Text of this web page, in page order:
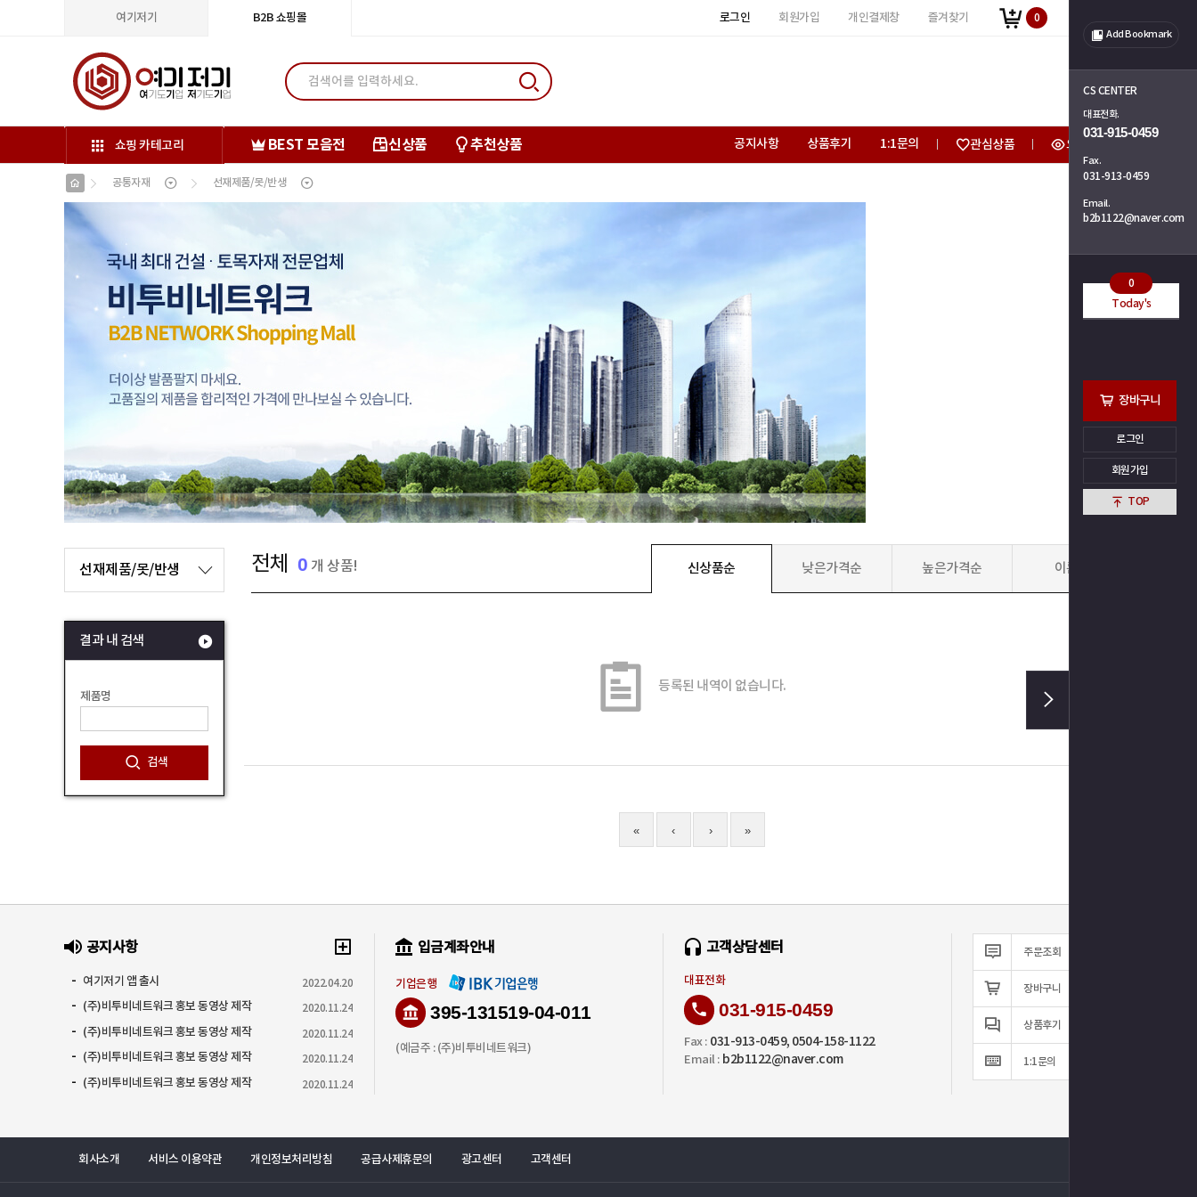
여기저기 B2B 쇼핑몰 로그인 회원가입 개인결제창 즐겨찾기 0
쇼핑 카테고리 BEST 모음전 신상품 추천상품 공지사항 상품후기 1:1문의 관심상품 오늘 본 상품
Add Bookmark
CS CENTER
대표전화.
031-915-0459
Fax.
031-913-0459
Email.
b2b1122@naver.com
Today's
0
장바구니
로그인
회원가입
TOP
공통자재 선재제품/못/반생
선재제품/못/반생
결과 내 검색
제품명
검색
전체 0 개 상품! 신상품순 낮은가격순 높은가격순 이름순
등록된 내역이 없습니다.
« ‹ › »
공지사항
여기저기 앱 출시 2022.04.20
(주)비투비네트워크 홍보 동영상 제작 2020.11.24
(주)비투비네트워크 홍보 동영상 제작 2020.11.24
(주)비투비네트워크 홍보 동영상 제작 2020.11.24
(주)비투비네트워크 홍보 동영상 제작 2020.11.24
입금계좌안내
기업은행
395-131519-04-011
(예금주 : (주)비투비네트워크)
고객상담센터
대표전화
031-915-0459
Fax : 031-913-0459, 0504-158-1122
Email : b2b1122@naver.com
주문조회
장바구니
상품후기
1:1문의
회사소개 서비스 이용약관 개인정보처리방침 공급사제휴문의 광고센터 고객센터